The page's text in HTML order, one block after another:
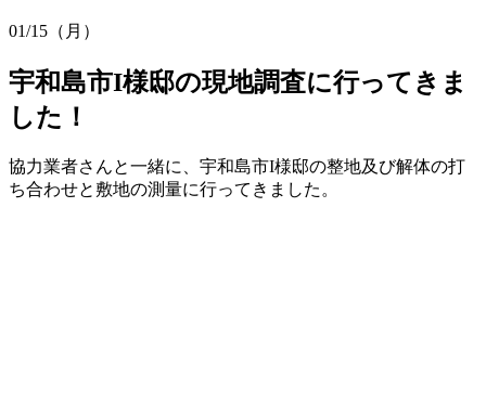
01/15（月）
宇和島市I様邸の現地調査に行ってきま
した！
協力業者さんと一緒に、宇和島市I様邸の整地及び解体の打
ち合わせと敷地の測量に行ってきました。